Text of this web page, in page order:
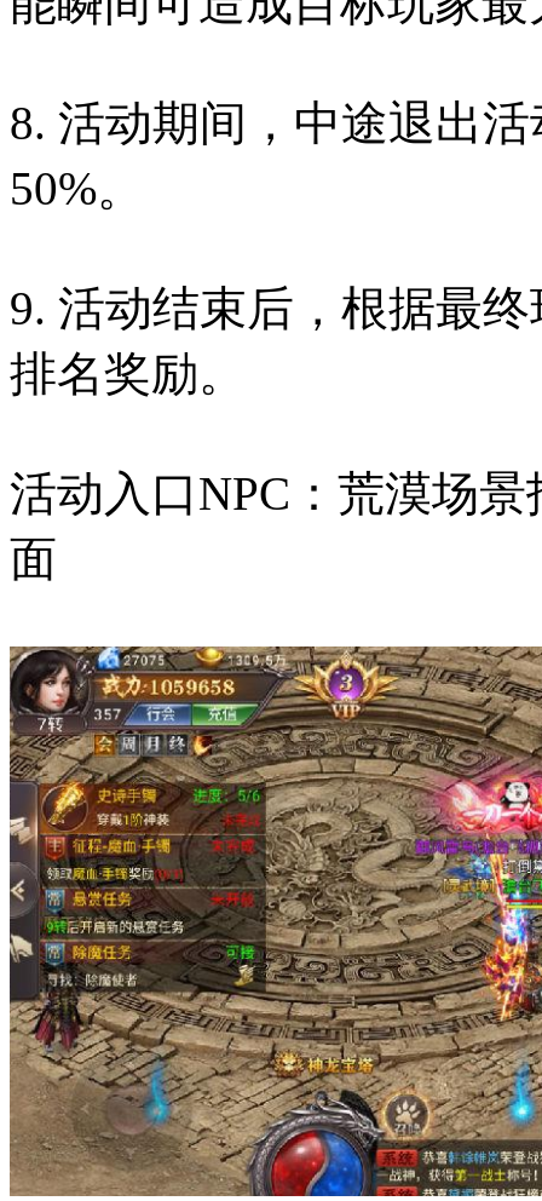
8. 活动期间，中途退出
50%。
9. 活动结束后，根据最
排名奖励。
活动入口NPC：荒漠场
面